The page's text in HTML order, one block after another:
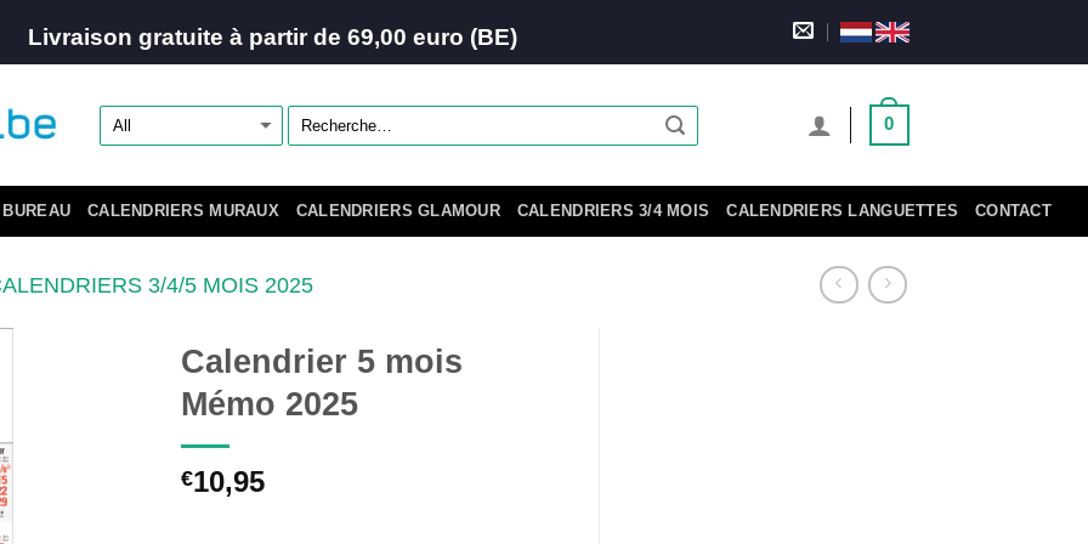
Livraison gratuite à partir de 69,00 euro (BE)
0
CALENDRIERS MURAUX CALENDRIERS GLAMOUR CALENDRIERS 3/4 MOIS CALENDRIERS LANGUETTES CONTACT
3/4/5 MOIS 2025
Calendrier 5 mois
Mémo 2025
€10,95